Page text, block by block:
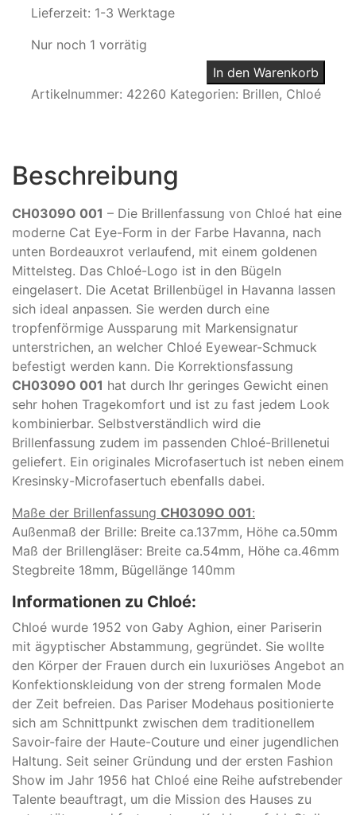
Lieferzeit: 1-3 Werktage
Nur noch 1 vorrätig
In den Warenkorb
Artikelnummer: 42260 Kategorien: Brillen, Chloé
Beschreibung
CH0309O 001 – Die Brillenfassung von Chloé hat eine
moderne Cat Eye-Form in der Farbe Havanna, nach
unten Bordeauxrot verlaufend, mit einem goldenen
Mittelsteg. Das Chloé-Logo ist in den Bügeln
eingelasert. Die Acetat Brillenbügel in Havanna lassen
sich ideal anpassen. Sie werden durch eine
tropfenförmige Aussparung mit Markensignatur
unterstrichen, an welcher Chloé Eyewear-Schmuck
befestigt werden kann. Die Korrektionsfassung
CH0309O 001 hat durch Ihr geringes Gewicht einen
sehr hohen Tragekomfort und ist zu fast jedem Look
kombinierbar. Selbstverständlich wird die
Brillenfassung zudem im passenden Chloé-Brillenetui
geliefert. Ein originales Microfasertuch ist neben einem
Kresinsky-Microfasertuch ebenfalls dabei.
Maße der Brillenfassung CH0309O 001:
Außenmaß der Brille: Breite ca.137mm, Höhe ca.50mm
Maß der Brillengläser: Breite ca.54mm, Höhe ca.46mm
Stegbreite 18mm, Bügellänge 140mm
Informationen zu Chloé:
Chloé wurde 1952 von Gaby Aghion, einer Pariserin
mit ägyptischer Abstammung, gegründet. Sie wollte
den Körper der Frauen durch ein luxuriöses Angebot an
Konfektionskleidung von der streng formalen Mode
der Zeit befreien. Das Pariser Modehaus positionierte
sich am Schnittpunkt zwischen dem traditionellem
Savoir-faire der Haute-Couture und einer jugendlichen
Haltung. Seit seiner Gründung und der ersten Fashion
Show im Jahr 1956 hat Chloé eine Reihe aufstrebender
Talente beauftragt, um die Mission des Hauses zu